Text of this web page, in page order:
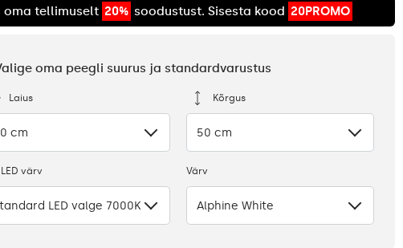
oma tellimuselt 20% soodustust. Sisesta kood 20PROMO
oma peegli suurus ja standardvarustus
Laius
cm
Kõrgus
50 cm
LED värv
LED valge 7000K
Värv
Alphine White